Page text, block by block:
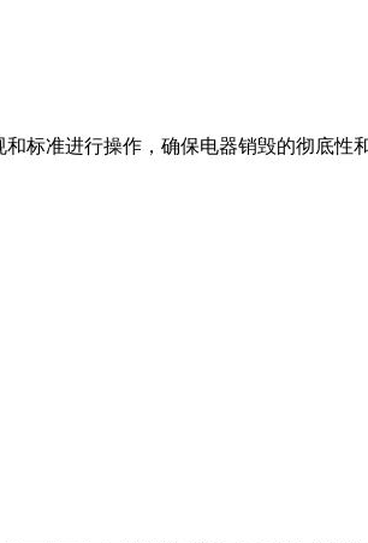
标准进行操作，确保电器销毁的彻底性